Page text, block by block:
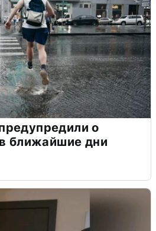
о
ближайшие дни